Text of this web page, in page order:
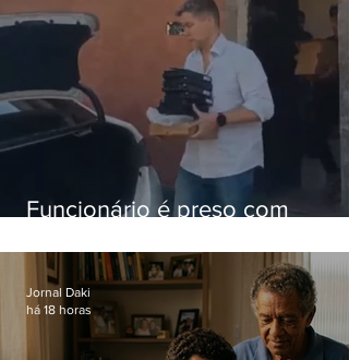
Funcionário é preso com
Hospital do Andaraí
Jornal Daki
há 18 horas